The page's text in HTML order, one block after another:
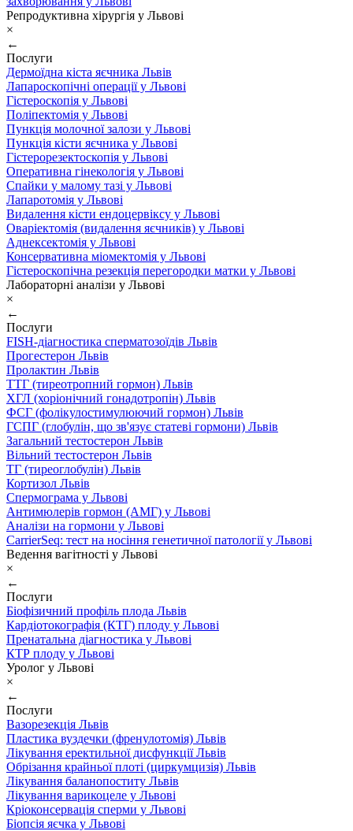
Репродуктивна хірургія у Львові
×
←
Послуги
Дермоїдна кіста яєчника Львів
Лапароскопічні операції у Львові
Гістероскопія у Львові
Поліпектомія у Львові
Пункція молочної залози у Львові
Пункція кісти яєчника у Львові
Гістерорезектоскопія у Львові
Оперативна гінекологія у Львові
Спайки у малому тазі у Львові
Лапаротомія у Львові
Видалення кісти ендоцервіксу у Львові
Оваріектомія (видалення яєчників) у Львові
Аднексектомія у Львові
Консервативна міомектомія у Львові
Гістероскопічна резекція перегородки матки у Львові
Лабораторні аналізи у Львові
×
←
Послуги
FISH-діагностика сперматозоїдів Львів
Прогестерон Львів
Пролактин Львів
ТТГ (тиреотропний гормон) Львів
ХГЛ (хоріонічний гонадотропін) Львів
ФСГ (фолікулостимулюючий гормон) Львів
ГСПГ (глобулін, що зв'язує статеві гормони) Львів
Загальний тестостерон Львів
Вільний тестостерон Львів
ТГ (тиреоглобулін) Львів
Кортизол Львів
Спермограма у Львові
Антимюлерів гормон (АМГ) у Львові
Аналізи на гормони у Львові
CarrierSeq: тест на носіння генетичної патології у Львові
Ведення вагітності у Львові
×
←
Послуги
Біофізичний профіль плода Львів
Кардіотокографія (КТГ) плоду у Львові
Пренатальна діагностика у Львові
КТР плоду у Львові
Уролог у Львові
×
←
Послуги
Вазорезекція Львів
Пластика вуздечки (френулотомія) Львів
Лікування еректильної дисфункції Львів
Обрізання крайньої плоті (циркумцизія) Львів
Лікування баланопоститу Львів
Лікування варикоцеле у Львові
Кріоконсервація сперми у Львові
Біопсія яєчка у Львові